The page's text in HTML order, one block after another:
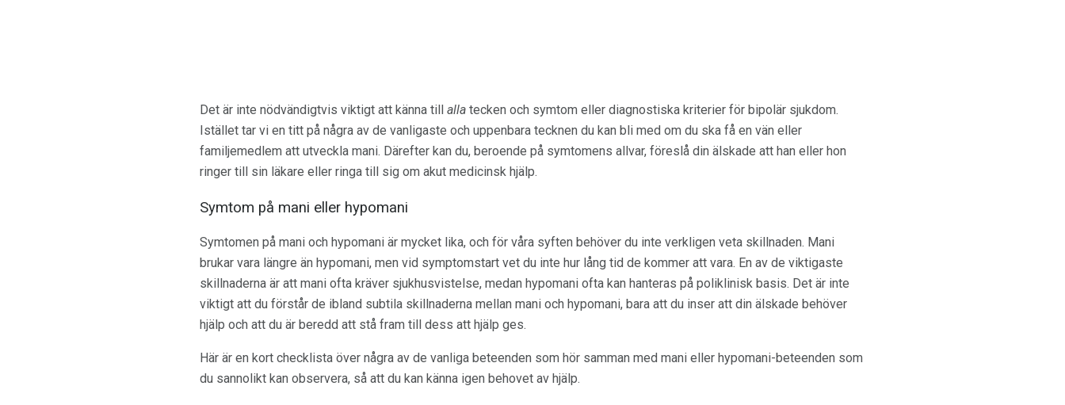
Det är inte nödvändigtvis viktigt att känna till alla tecken och symtom eller diagnostiska kriterier för bipolär sjukdom.
Istället tar vi en titt på några av de vanligaste och uppenbara tecknen du kan bli med om du ska få en vän eller
familjemedlem att utveckla mani. Därefter kan du, beroende på symtomens allvar, föreslå din älskade att han eller hon
ringer till sin läkare eller ringa till sig om akut medicinsk hjälp.
Symtom på mani eller hypomani
Symtomen på mani och hypomani är mycket lika, och för våra syften behöver du inte verkligen veta skillnaden. Mani
brukar vara längre än hypomani, men vid symptomstart vet du inte hur lång tid de kommer att vara. En av de viktigaste
skillnaderna är att mani ofta kräver sjukhusvistelse, medan hypomani ofta kan hanteras på poliklinisk basis. Det är inte
viktigt att du förstår de ibland subtila skillnaderna mellan mani och hypomani, bara att du inser att din älskade behöver
hjälp och att du är beredd att stå fram till dess att hjälp ges.
Här är en kort checklista över några av de vanliga beteenden som hör samman med mani eller hypomani-beteenden som
du sannolikt kan observera, så att du kan känna igen behovet av hjälp.